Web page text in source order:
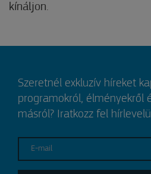
kínáljon.
Szeretnél exkluzív híreket
programokról, élményekről
másról? Iratkozz fel
E-mail